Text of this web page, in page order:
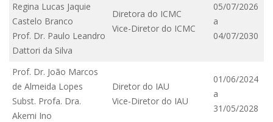
Regina Lucas Jaquie
Castelo Branco
Prof. Dr. Paulo Leandro
Dattori da Silva
Diretora do ICMC
Vice-Diretor do ICMC
05/07/2026
a
04/07/2030
Prof. Dr. João Marcos
de Almeida Lopes
Subst. Profa. Dra.
Akemi Ino
Diretor do IAU
Vice-Diretor do IAU
01/06/2024
a
31/05/2028